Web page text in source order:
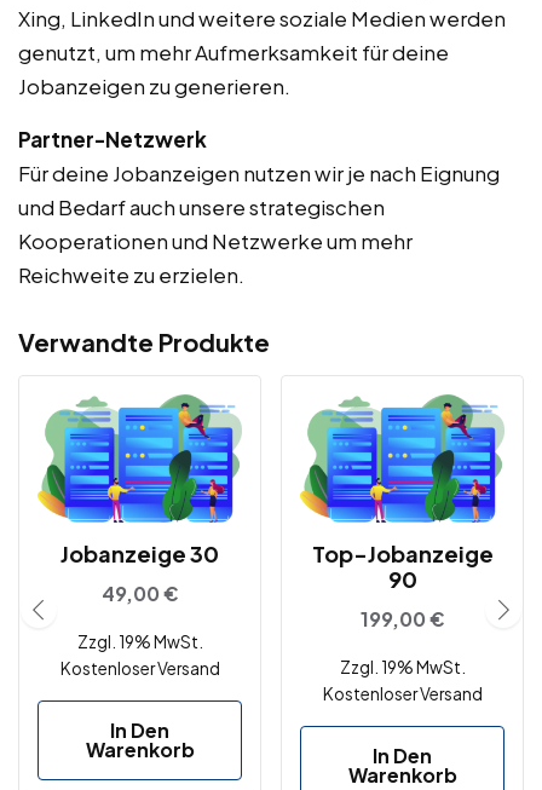
Xing, LinkedIn und weitere soziale Medien werden
genutzt, um mehr Aufmerksamkeit für deine
Jobanzeigen zu generieren.
Partner-Netzwerk
Für deine Jobanzeigen nutzen wir je nach Eignung
und Bedarf auch unsere strategischen
Kooperationen und Netzwerke um mehr
Reichweite zu erzielen.
Verwandte Produkte
Jobanzeige 30
49,00€
Zzgl. 19% MwSt.
Kostenloser Versand
In Den
Warenkorb
Top-Jobanzeige
90
199,00€
Zzgl. 19% MwSt.
Kostenloser Versand
In Den
Warenkorb